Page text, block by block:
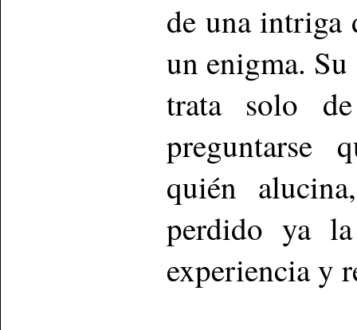
de una intriga
un enigma. Su
trata solo
preguntarse
quién
perdido ya
experiencia y